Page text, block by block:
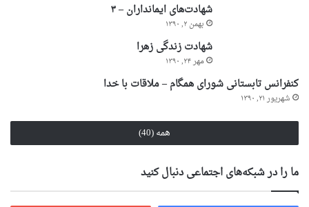
شهادت‌های ایمانداران – ۳
بهمن ۲, ۱۳۹۰
شهادت زندگی زهرا
مهر ۲۴, ۱۳۹۰
کنفرانس تابستانی شورای همگام – ملاقات با خدا
شهریور ۲۱, ۱۳۹۰
همه (40)
ما را در شبکه‌های اجتماعی دنبال کنید